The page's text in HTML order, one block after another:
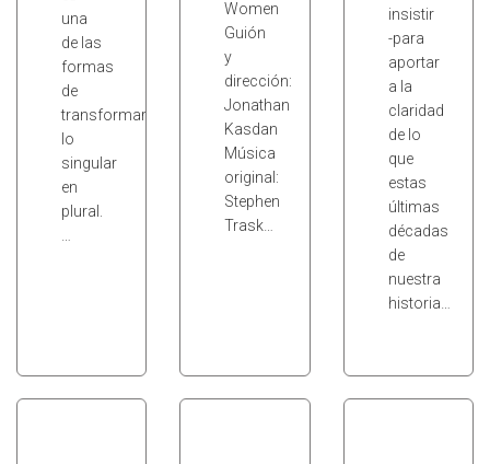
una
de las
formas
de
transformar
lo
singular
en
plural.
Women
Guión
y
dirección:
Jonathan
Kasdan
Música
original:
Stephen
Trask…
insistir
-para
aportar
a la
claridad
de lo
que
estas
últimas
décadas
de
nuestra
historia…